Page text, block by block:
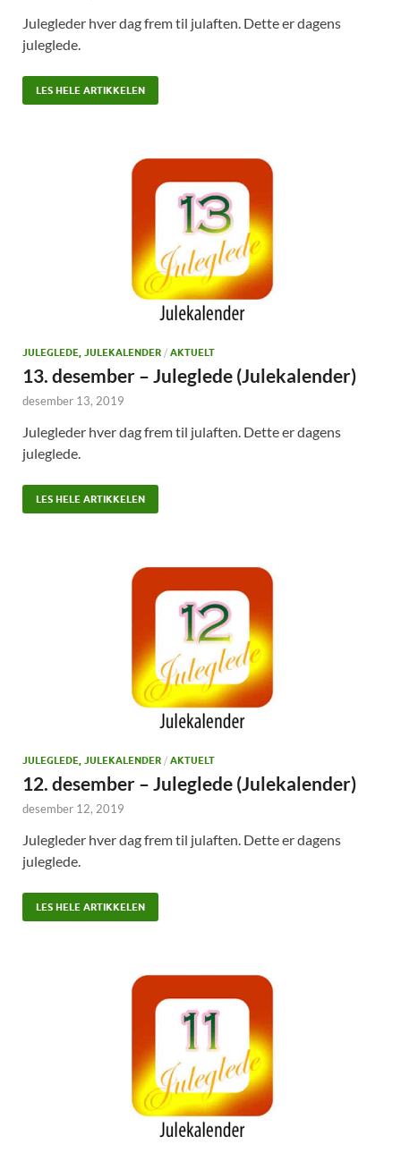
Julegleder hver dag frem til julaften. Dette er dagens
juleglede.
LES HELE ARTIKKELEN
JULEGLEDE, JULEKALENDER / AKTUELT
13. desember – Juleglede (Julekalender)
desember 13, 2019
Julegleder hver dag frem til julaften. Dette er dagens
juleglede.
LES HELE ARTIKKELEN
JULEGLEDE, JULEKALENDER / AKTUELT
12. desember – Juleglede (Julekalender)
desember 12, 2019
Julegleder hver dag frem til julaften. Dette er dagens
juleglede.
LES HELE ARTIKKELEN